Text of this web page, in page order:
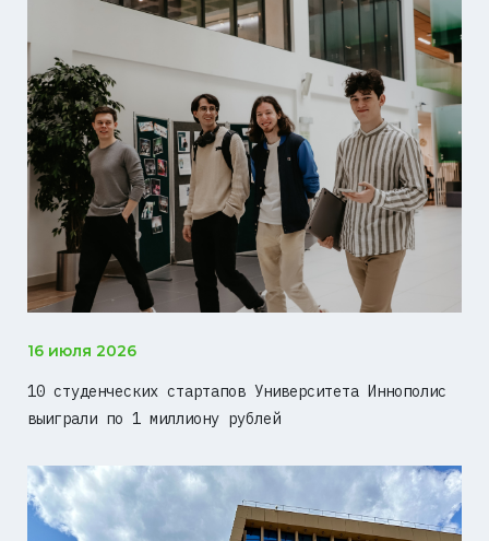
16 июля 2026
10 студенческих стартапов Университета Иннополис
выиграли по 1 миллиону рублей